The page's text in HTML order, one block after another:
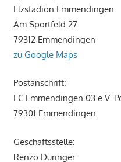
Elzstadion Emmendingen
Am Sportfeld 27
79312 Emmendingen
zu Google Maps
Postanschrift:
FC Emmendingen 03 e.V.
79301 Emmendingen
Geschäftsstelle:
Renzo Düringer